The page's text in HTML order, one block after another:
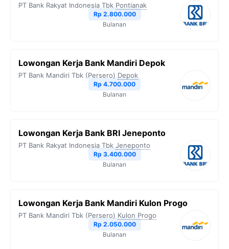
PT Bank Rakyat Indonesia Tbk Pontianak
Rp 2.800.000
Bulanan
Lowongan Kerja Bank Mandiri Depok
PT Bank Mandiri Tbk (Persero) Depok
Rp 4.700.000
Bulanan
Lowongan Kerja Bank BRI Jeneponto
PT Bank Rakyat Indonesia Tbk Jeneponto
Rp 3.400.000
Bulanan
Lowongan Kerja Bank Mandiri Kulon Progo
PT Bank Mandiri Tbk (Persero) Kulon Progo
Rp 2.050.000
Bulanan